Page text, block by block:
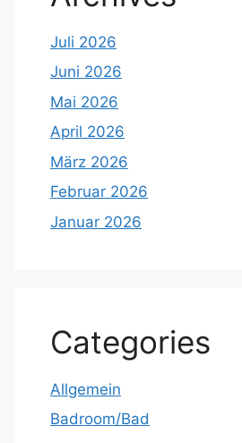
Juli 2026
Juni 2026
Mai 2026
April 2026
März 2026
Februar 2026
Januar 2026
Categories
Allgemein
Badroom/Bad